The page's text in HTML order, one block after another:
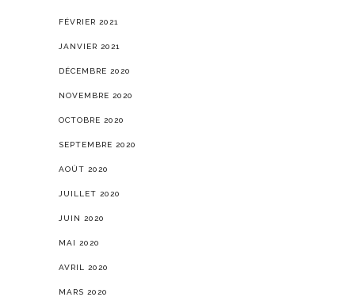
FÉVRIER 2021
JANVIER 2021
DÉCEMBRE 2020
NOVEMBRE 2020
OCTOBRE 2020
SEPTEMBRE 2020
AOÛT 2020
JUILLET 2020
JUIN 2020
MAI 2020
AVRIL 2020
MARS 2020